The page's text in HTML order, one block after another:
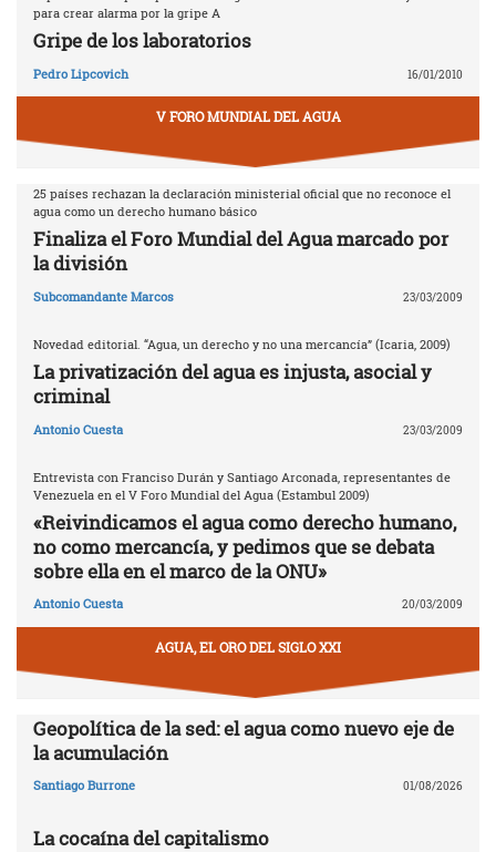
para crear alarma por la gripe A
Gripe de los laboratorios
Pedro Lipcovich 16/01/2010
V FORO MUNDIAL DEL AGUA
25 países rechazan la declaración ministerial oficial que no reconoce el
agua como un derecho humano básico
Finaliza el Foro Mundial del Agua marcado por
la división
Subcomandante Marcos 23/03/2009
Novedad editorial. “Agua, un derecho y no una mercancía” (Icaria, 2009)
La privatización del agua es injusta, asocial y
criminal
Antonio Cuesta 23/03/2009
Entrevista con Franciso Durán y Santiago Arconada, representantes de
Venezuela en el V Foro Mundial del Agua (Estambul 2009)
«Reivindicamos el agua como derecho humano,
no como mercancía, y pedimos que se debata
sobre ella en el marco de la ONU»
Antonio Cuesta 20/03/2009
AGUA, EL ORO DEL SIGLO XXI
Geopolítica de la sed: el agua como nuevo eje de
la acumulación
Santiago Burrone 01/08/2026
La cocaína del capitalismo